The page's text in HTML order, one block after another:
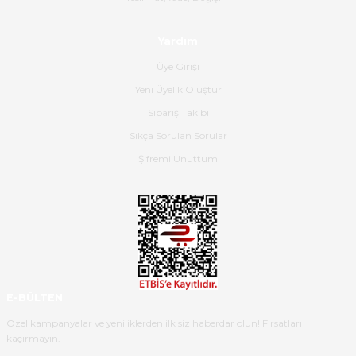
ulaştı.Ürünün paketlenmesi
Diğer yorumları göster
Üye Girişi
Yeni Üyelik Oluştur
Sipariş Takibi
Sıkça Sorulan Sorular
Şifremi Unuttum
Özel kampanyalar ve yeniliklerden ilk siz haberdar olun! Fırsatları
kaçırmayın.